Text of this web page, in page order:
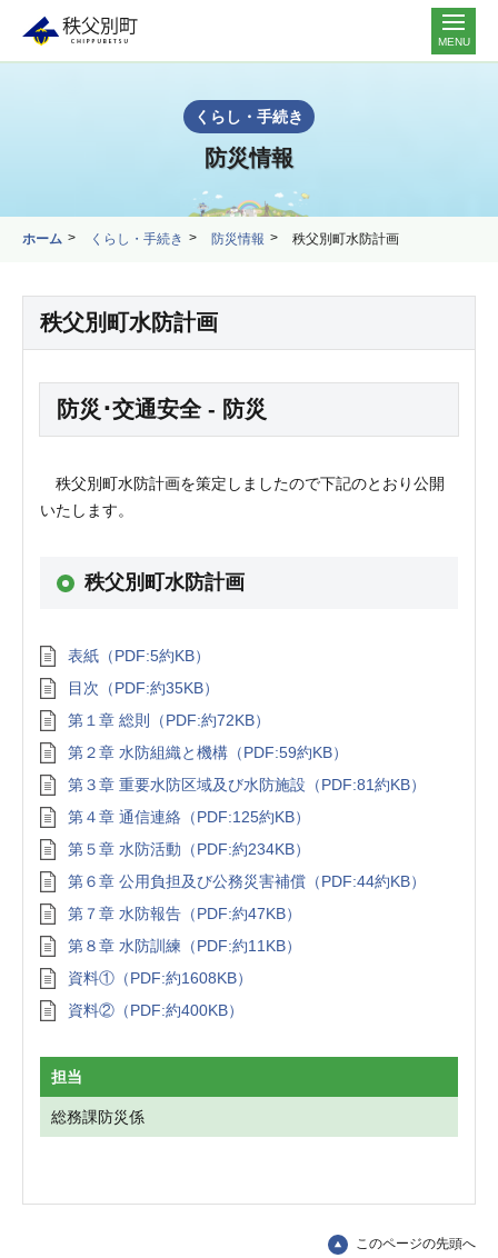
MENU
くらし・手続き
防災情報
ホーム くらし・手続き 防災情報 秩父別町水防計画
秩父別町水防計画
防災･交通安全 - 防災
秩父別町水防計画を策定しましたので下記のとおり公開
いたします。
秩父別町水防計画
表紙（PDF:5約KB）
目次（PDF:約35KB）
第１章 総則（PDF:約72KB）
第２章 水防組織と機構（PDF:59約KB）
第３章 重要水防区域及び水防施設（PDF:81約KB）
第４章 通信連絡（PDF:125約KB）
第５章 水防活動（PDF:約234KB）
第６章 公用負担及び公務災害補償（PDF:44約KB）
第７章 水防報告（PDF:約47KB）
第８章 水防訓練（PDF:約11KB）
資料①（PDF:約1608KB）
資料②（PDF:約400KB）
担当
総務課防災係
このページの先頭へ